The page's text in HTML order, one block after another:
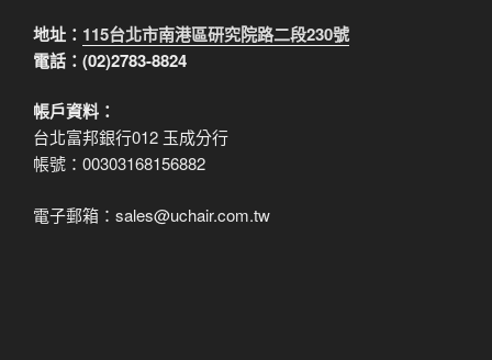
地址： 115台北市南港區研究院路二段230號
電話：(02)2783-8824
帳戶資料：
台北富邦銀行012 玉成分行
帳號：00303168156882
電子郵箱：sales@uchair.com.tw